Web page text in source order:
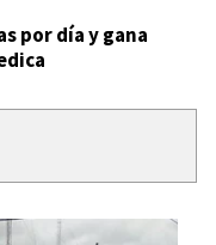
por día y gana